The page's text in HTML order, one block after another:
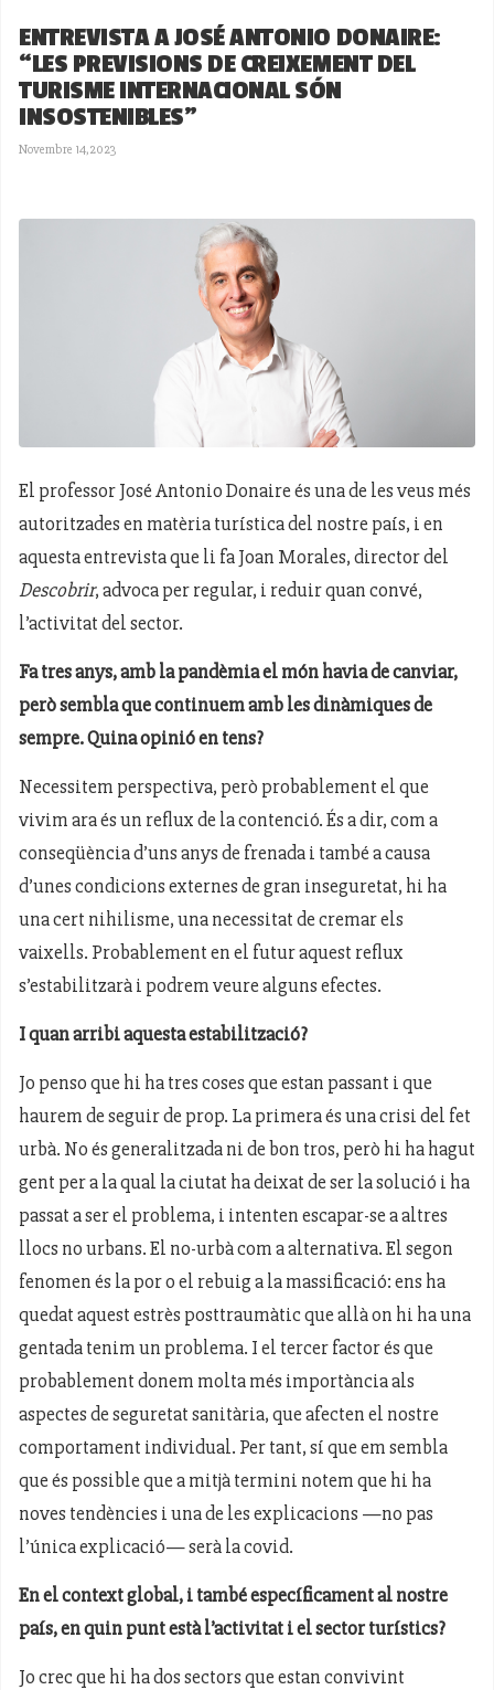
ENTREVISTA A JOSÉ ANTONIO DONAIRE:
“LES PREVISIONS DE CREIXEMENT DEL
TURISME INTERNACIONAL SÓN
INSOSTENIBLES"
Novembre 14,2023
El professor José Antonio Donaire és una de les veus més
autoritzades en matèria turística del nostre país, i en
aquesta entrevista que li fa Joan Morales, director del
Descobrir, advoca per regular, i reduir quan convé,
l’activitat del sector.
Fa tres anys, amb la pandèmia el món havia de canviar,
però sembla que continuem amb les dinàmiques de
sempre. Quina opinió en tens?
Necessitem perspectiva, però probablement el que
vivim ara és un reflux de la contenció. És a dir, com a
conseqüència d’uns anys de frenada i també a causa
d’unes condicions externes de gran inseguretat, hi ha
una cert nihilisme, una necessitat de cremar els
vaixells. Probablement en el futur aquest reflux
s’estabilitzarà i podrem veure alguns efectes.
I quan arribi aquesta estabilització?
Jo penso que hi ha tres coses que estan passant i que
haurem de seguir de prop. La primera és una crisi del fet
urbà. No és generalitzada ni de bon tros, però hi ha hagut
gent per a la qual la ciutat ha deixat de ser la solució i ha
passat a ser el problema, i intenten escapar-se a altres
llocs no urbans. El no-urbà com a alternativa. El segon
fenomen és la por o el rebuig a la massificació: ens ha
quedat aquest estrès posttraumàtic que allà on hi ha una
gentada tenim un problema. I el tercer factor és que
probablement donem molta més importància als
aspectes de seguretat sanitària, que afecten el nostre
comportament individual. Per tant, sí que em sembla
que és possible que a mitjà termini notem que hi ha
noves tendències i una de les explicacions —no pas
l’única explicació— serà la covid.
En el context global, i també específicament al nostre
país, en quin punt està l’activitat i el sector turístics?
Jo crec que hi ha dos sectors que estan convivint